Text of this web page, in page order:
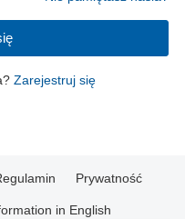
Zarejestruj się
Prywatność
in English